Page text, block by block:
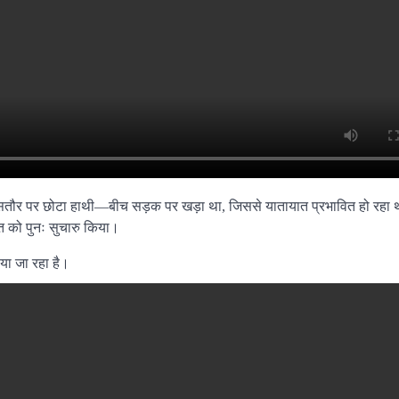
पर छोटा हाथी—बीच सड़क पर खड़ा था, जिससे यातायात प्रभावित हो रहा
को पुनः सुचारु किया।
जा रहा है।